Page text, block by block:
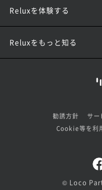
Reluxを体験する
Reluxをもっと知る
勧誘方針 サー
Cookie等を利
© Loco